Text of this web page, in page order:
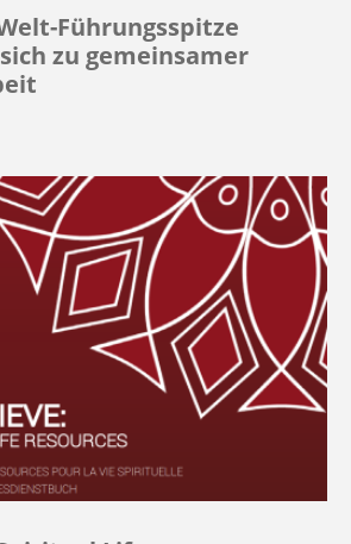
Führungsspitze
zu gemeinsamer